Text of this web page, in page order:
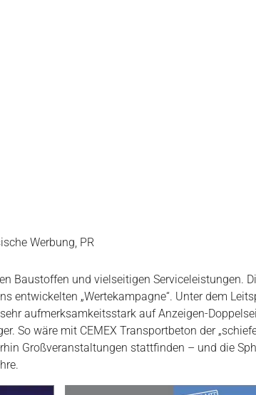
Werbung, PR
Baustoffen und vielseitigen Serviceleistungen.
entwickelten „Wertekampagne“. Unter dem
aufmerksamkeitsstark auf Anzeigen-
So wäre mit CEMEX Transportbeton der
Großveranstaltungen stattfinden – und die